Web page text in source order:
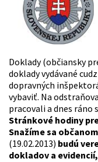
Doklady (občiansky
doklady vydávané
dopravných
vybaviť. Na
pracovali a dnes ráno
Stránkové hodiny
Snažíme sa
(19.02.2013) budú
dokladov a